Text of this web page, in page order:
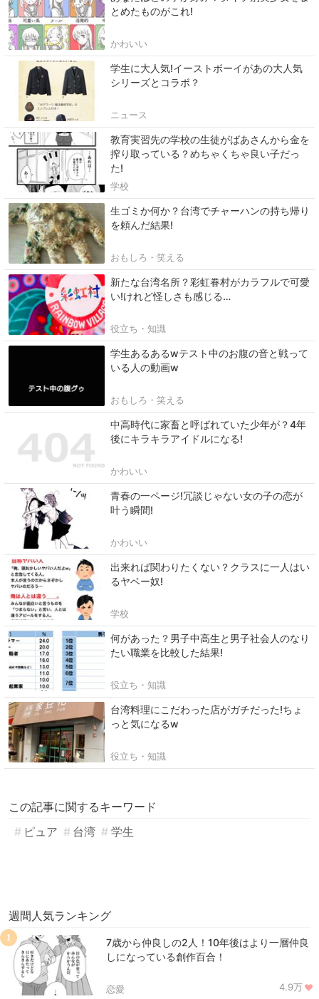
とめたものがこれ!
かわいい
学生に大人気!イーストボーイがあの大人気
シリーズとコラボ？
ニュース
教育実習先の学校の生徒がばあさんから金を
搾り取っている？めちゃくちゃ良い子だっ
た!
学校
生ゴミか何か？台湾でチャーハンの持ち帰り
を頼んだ結果!
おもしろ・笑える
新たな台湾名所？彩虹眷村がカラフルで可愛
い!けれど怪しさも感じる…
役立ち・知識
学生あるあるwテスト中のお腹の音と戦って
いる人の動画w
おもしろ・笑える
中高時代に家畜と呼ばれていた少年が？4年
後にキラキラアイドルになる!
かわいい
青春の一ページ!冗談じゃない女の子の恋が
叶う瞬間!
かわいい
出来れば関わりたくない？クラスに一人はい
るヤベー奴!
学校
何があった？男子中高生と男子社会人のなり
たい職業を比較した結果!
役立ち・知識
台湾料理にこだわった店がガチだった!ちょ
っと気になるw
役立ち・知識
この記事に関するキーワード
ピュア
台湾 学生
週間人気ランキング
7歳から仲良しの2人！10年後はより一層仲良
しになっている創作百合！
恋愛 4.9万
1